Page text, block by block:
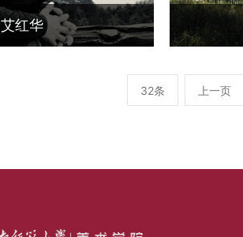
艾红华
32条 上一页